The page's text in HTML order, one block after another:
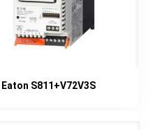
S811+V72V3S